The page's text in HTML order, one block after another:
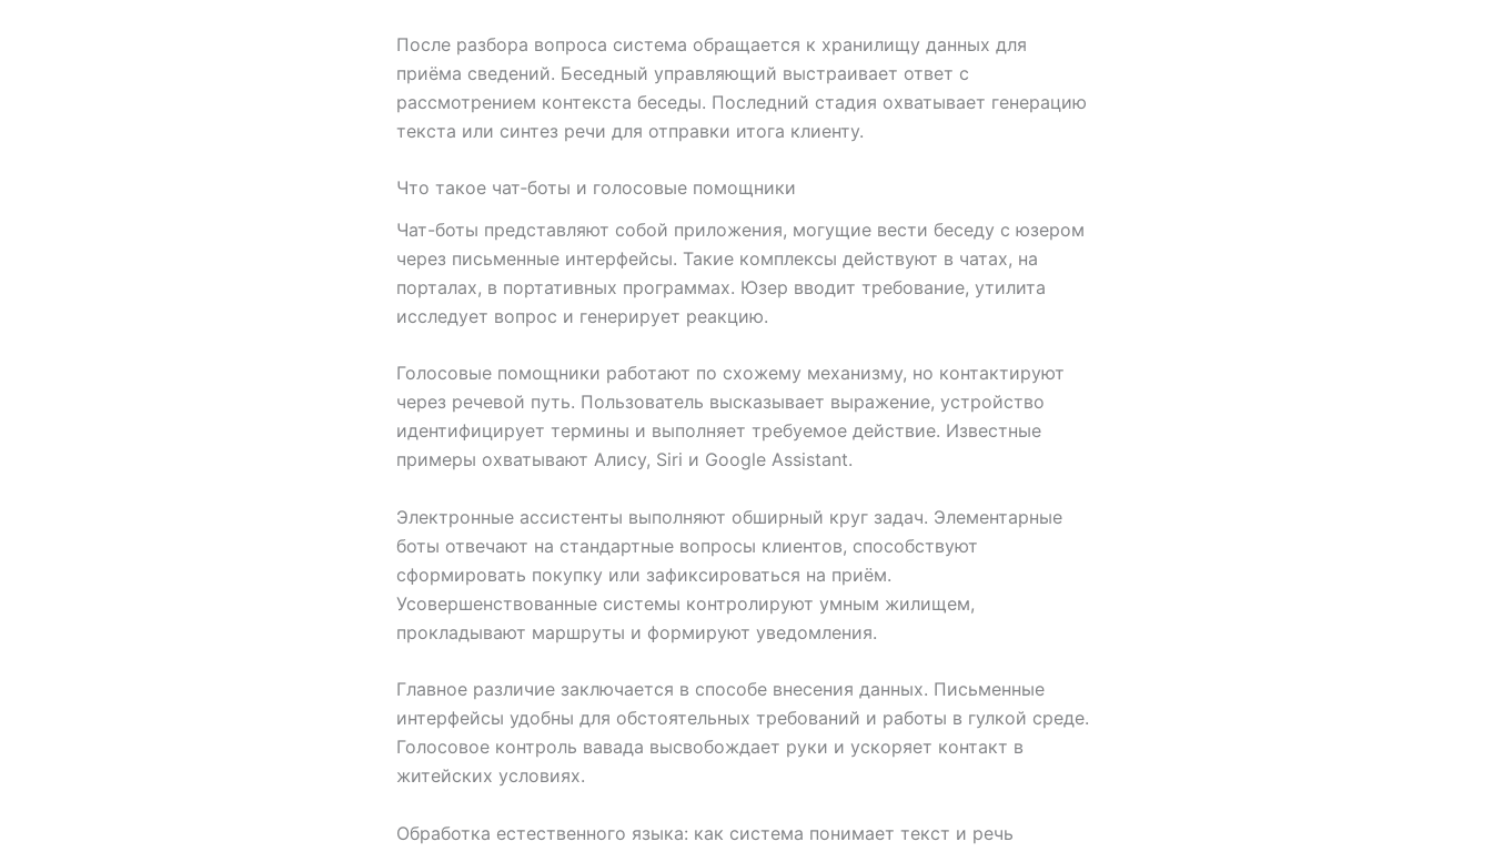
После разбора вопроса система обращается к хранилищу данных для
приёма сведений. Беседный управляющий выстраивает ответ с
рассмотрением контекста беседы. Последний стадия охватывает генерацию
текста или синтез речи для отправки итога клиенту.
Что такое чат‑боты и голосовые помощники
Чат-боты представляют собой приложения, могущие вести беседу с юзером
через письменные интерфейсы. Такие комплексы действуют в чатах, на
порталах, в портативных программах. Юзер вводит требование, утилита
исследует вопрос и генерирует реакцию.
Голосовые помощники работают по схожему механизму, но контактируют
через речевой путь. Пользователь высказывает выражение, устройство
идентифицирует термины и выполняет требуемое действие. Известные
примеры охватывают Алису, Siri и Google Assistant.
Электронные ассистенты выполняют обширный круг задач. Элементарные
боты отвечают на стандартные вопросы клиентов, способствуют
сформировать покупку или зафиксироваться на приём.
Усовершенствованные системы контролируют умным жилищем,
прокладывают маршруты и формируют уведомления.
Главное различие заключается в способе внесения данных. Письменные
интерфейсы удобны для обстоятельных требований и работы в гулкой среде.
Голосовое контроль вавада высвобождает руки и ускоряет контакт в
житейских условиях.
Обработка естественного языка: как система понимает текст и речь